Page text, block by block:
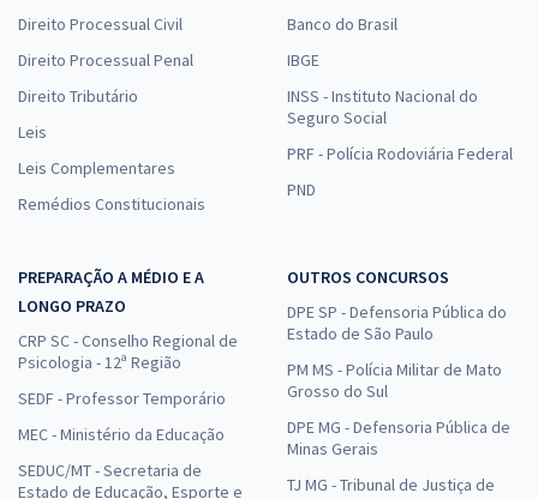
Direito Processual Civil
Direito Processual Penal
Direito Tributário
Leis
Leis Complementares
Remédios Constitucionais
Banco do Brasil
IBGE
INSS - Instituto Nacional do
Seguro Social
PRF - Polícia Rodoviária Federal
PND
PREPARAÇÃO A MÉDIO E A
LONGO PRAZO
CRP SC - Conselho Regional de
Psicologia - 12ª Região
SEDF - Professor Temporário
MEC - Ministério da Educação
SEDUC/MT - Secretaria de
Estado de Educação, Esporte e
OUTROS CONCURSOS
DPE SP - Defensoria Pública do
Estado de São Paulo
PM MS - Polícia Militar de Mato
Grosso do Sul
DPE MG - Defensoria Pública de
Minas Gerais
TJ MG - Tribunal de Justiça de